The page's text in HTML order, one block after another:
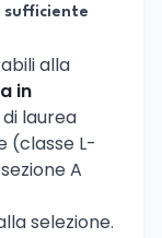
sufficiente
alla
in
laurea
(classe L-
A
selezione.